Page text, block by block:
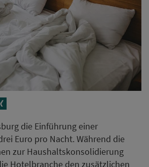
die Einführung einer
Euro pro Nacht. Während die
zur Haushaltskonsolidierung
Hotelbranche den zusätzlichen